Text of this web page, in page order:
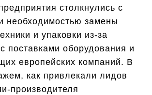
столкнулись с
необходимостью замены
и упаковки из-за
поставками оборудования и
европейских компаний. В
как привлекали лидов
производителя